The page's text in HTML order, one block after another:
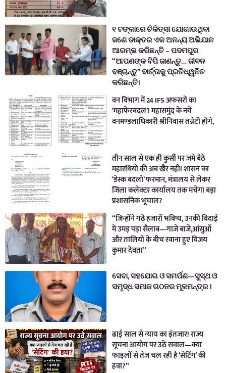
୧ ଟଙ୍କାରେ ଚିକିତ୍ସା ଯୋଗାଉଥିବା
ଜଣେ ଡାକ୍ତର ଏକ ଅନନ୍ୟ ଅଭିଯାନ
ଆରମ୍ଭ କରିଛନ୍ତି – ପଦମପୁର
“ଆପଣଙ୍କ ବିପି ଜାଣନ୍ତୁ… ଜୀବନ
ବଞ୍ଚାନ୍ତୁ” ବାର୍ତ୍ତାକୁ ପ୍ରତିଧ୍ୱନିତ
କରିଛନ୍ତି।
वन विभाग में 24 IFS अफसरों का
‘महाफेरबदल’! महासमुंद के नयें
वनमण्डलाधिकारी श्रीनिवास तन्नेटी होगे,
तीन साल से एक ही कुर्सी पर जमे बैठे
महारथियों की अब खैर नहीं! शासन का
‘डेस्क बदलो’ फरमान, मंत्रालय से लेकर
जिला कलेक्टर कार्यालय तक मचेगा बड़ा
प्रशासनिक भूचाल?
“जिन्होंने गढ़े हजारों भविष्य, उनकी विदाई
में उमड़ पड़ा सैलाब—गाजे बाजे,आंसुओं
और तालियों के बीच रवाना हुए विजय
कुमार देवता”
ସେବା, ସହଯୋଗ ଓ ସମର୍ପଣ—ସୁସ୍ଥ ଓ
ସମୃଦ୍ଧ ସମାଜ ଗଠନର ମୂଳମନ୍ତ୍ର ।
ढाई साल से न्याय का इंतजार! राज्य
सूचना आयोग पर उठे सवाल—क्या
फाइलों से तेज चल रही है ‘सेटिंग’ की
हवा?”